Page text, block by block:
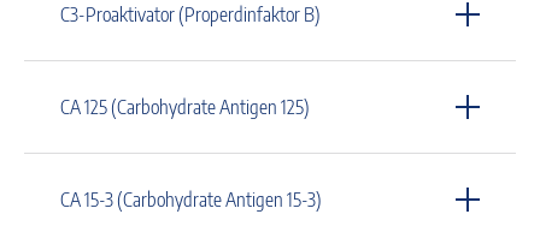
C3-Proaktivator (Properdinfaktor B)
CA 125 (Carbohydrate Antigen 125)
CA 15-3 (Carbohydrate Antigen 15-3)